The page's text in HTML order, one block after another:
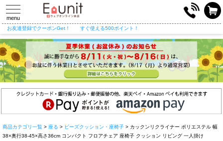
toggle
navigation
menu
お友達登録でクーポンGet！ すぐ使える500ポイント！
商品カテゴリ一覧 > 座る > ビーズクッション・座椅子 > カックンリクライナー ポリエステル 幅
38×奥行38-45×高さ36cm コンパクト フロアチェア 座椅子 クッション リビング 一人掛け